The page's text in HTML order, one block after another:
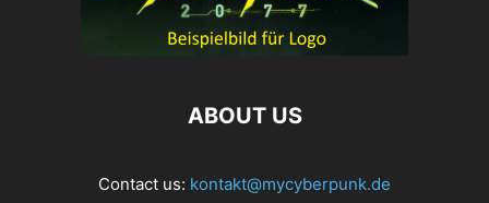
ABOUT US
Contact us: kontakt@mycyberpunk.de